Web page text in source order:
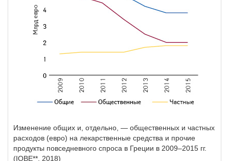
Изменение общих и, отдельно, — общественных и частных
расходов (евро) на лекарственные средства и прочие
продукты повседневного спроса в Греции в 2009–2015 гг.
(IOBE**, 2018)